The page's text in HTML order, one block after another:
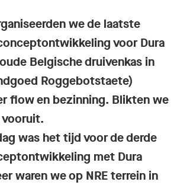
we de laatste
voor Dura
Belgische druivenkas in
Roggebotstaete)
flow en bezinning. Blikten we
vooruit.
was het tijd voor de derde
met Dura
waren we op NRE terrein in